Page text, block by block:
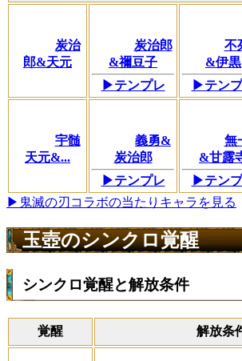
炭治
郎&天元
炭治郎
&禰豆子
▶テンプレ
不
&伊黒
▶テン
宇髄
天元&...
義勇&
炭治郎
▶テンプレ
無
&甘露
▶テン
▶鬼滅の刃コラボの当たりキャラを見る
玉壺のシンクロ覚醒
シンクロ覚醒と解放条件
覚醒 解放条